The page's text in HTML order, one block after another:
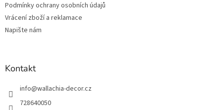
Podmínky ochrany osobních údajů
Vrácení zboží a reklamace
Napište nám
Kontakt
info@wallachia-decor.cz
728640050